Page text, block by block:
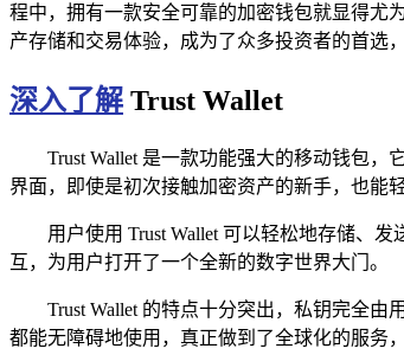
程中，拥有一款安全可靠的加密钱包就显得尤
产存储和交易体验，成为了众多投资者的首选
深入了解 Trust Wallet
Trust Wallet 是一款功能强大的移动钱包
界面，即使是初次接触加密资产的新手，也能轻
用户使用 Trust Wallet 可以轻松地存储、
互，为用户打开了一个全新的数字世界大门。
Trust Wallet 的特点十分突出，私钥完全
都能无障碍地使用，真正做到了全球化的服务